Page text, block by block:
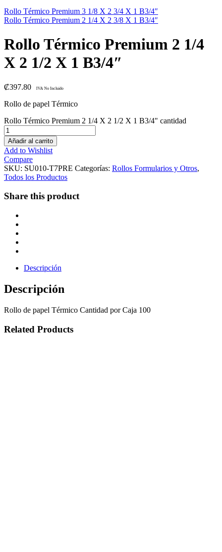
Rollo Térmico Premium 3 1/8 X 2 3/4 X 1 B3/4″
Rollo Térmico Premium 2 1/4 X 2 3/8 X 1 B3/4″
Rollo Térmico Premium 2 1/4
X 2 1/2 X 1 B3/4″
₡397.80 IVA No Incluido
Rollo de papel Térmico
Rollo Térmico Premium 2 1/4 X 2 1/2 X 1 B3/4" cantidad
Añadir al carrito
Add to Wishlist
Compare
SKU: SU010-T7PRE Categorías: Rollos Formularios y Otros,
Todos los Productos
Share this product
Descripción
Descripción
Rollo de papel Térmico Cantidad por Caja 100
Related Products